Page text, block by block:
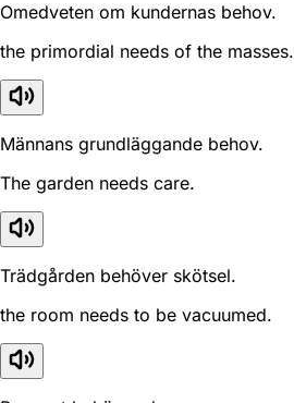
Omedveten om kundernas behov.
the primordial needs of the masses.
Männans grundläggande behov.
The garden needs care.
Trädgården behöver skötsel.
the room needs to be vacuumed.